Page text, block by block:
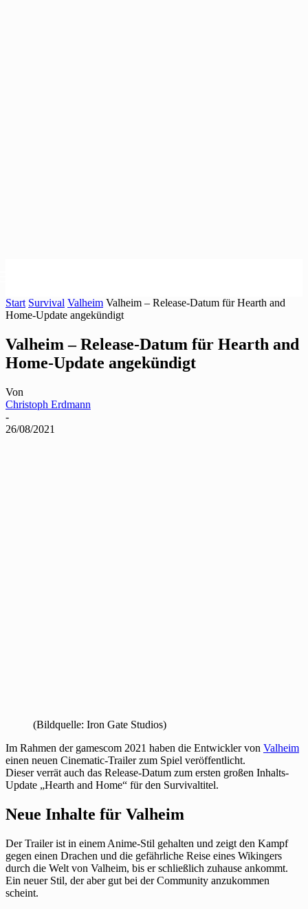
Start Survival Valheim Valheim – Release-Datum für Hearth and
Home-Update angekündigt
Valheim – Release-Datum für Hearth and
Home-Update angekündigt
Von
Christoph Erdmann
-
26/08/2021
(Bildquelle: Iron Gate Studios)
Im Rahmen der gamescom 2021 haben die Entwickler von Valheim
einen neuen Cinematic-Trailer zum Spiel veröffentlicht.
Dieser verrät auch das Release-Datum zum ersten großen Inhalts-
Update „Hearth and Home“ für den Survivaltitel.
Neue Inhalte für Valheim
Der Trailer ist in einem Anime-Stil gehalten und zeigt den Kampf
gegen einen Drachen und die gefährliche Reise eines Wikingers
durch die Welt von Valheim, bis er schließlich zuhause ankommt.
Ein neuer Stil, der aber gut bei der Community anzukommen
scheint.